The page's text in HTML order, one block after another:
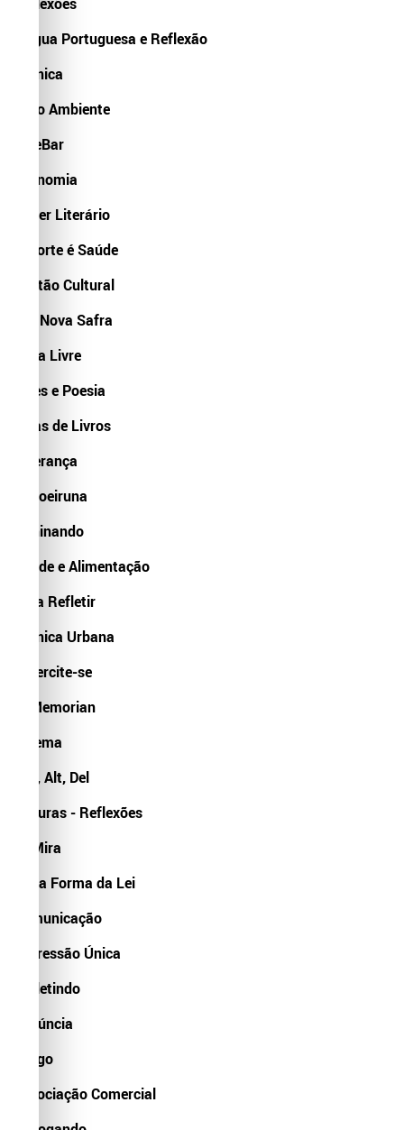
Língua Portuguesa e Reflexão
Crônica
Meio Ambiente
CineBar
Economia
Saber Literário
Esporte é Saúde
Gestão Cultural
Um Nova Safra
Zona Livre
Artes e Poesia
Dicas de Livros
Liderança
Capoeiruna
Opninando
Saúde e Alimentação
Para Refletir
Crônica Urbana
Excercite-se
In Memorian
Cinema
Ctrl, Alt, Del
Leituras - Reflexões
NaMira
Nova Forma da Lei
Comunicação
Expressão Única
Refletindo
Denúncia
Artigo
Associação Comercial